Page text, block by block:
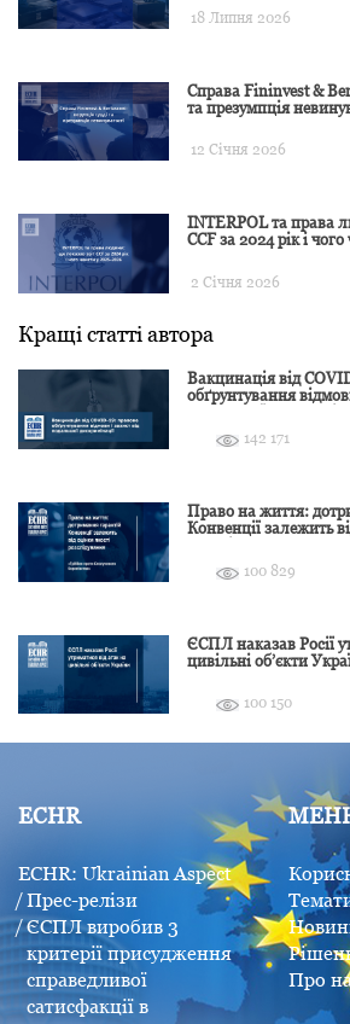
18 Липня 2026
Справа Fininvest &
та презумпція
12 Січня 2026
INTERPOL та права
CCF за 2024 рік і
2 Січня 2026
Кращі статті автора
Вакцинація від
обґрунтування
142 171
Право на життя:
Конвенції залежить
100 829
ЄСПЛ наказав Росії
цивільні об’єкти
100 150
ECHR
ECHR: Ukrainian Aspect
Прес-релізи
ЄСПЛ виробив 3
критерії присудження
справедливої
сатисфакції в
Про